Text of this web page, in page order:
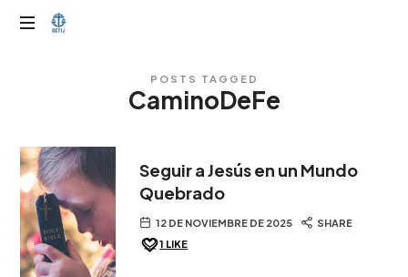
OTIJobservador
POSTS TAGGED
CaminoDeFe
Seguir a Jesús en un Mundo
Quebrado
12 DE NOVIEMBRE DE 2025
SHARE
1 LIKE